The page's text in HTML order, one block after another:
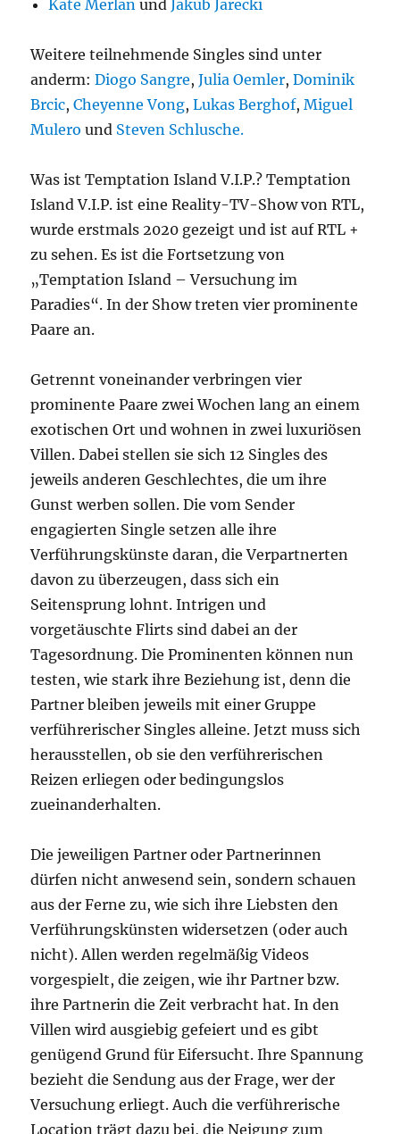
Kate Merlan und Jakub Jarecki
Weitere teilnehmende Singles sind unter
anderm:Diogo Sangre,Julia Oemler,Dominik
Brcic,Cheyenne Vong,Lukas Berghof,Miguel
Mulero und Steven Schlusche.
Was ist Temptation Island V.I.P.? Temptation
Island V.I.P. ist eine Reality-TV-Show von RTL,
wurde erstmals 2020 gezeigt und ist auf RTL +
zu sehen. Es ist die Fortsetzung von
„Temptation Island – Versuchung im
Paradies“. In der Show treten vier prominente
Paare an.
Getrennt voneinander verbringen vier
prominente Paare zwei Wochen lang an einem
exotischen Ort und wohnen in zwei luxuriösen
Villen. Dabei stellen sie sich 12 Singles des
jeweils anderen Geschlechtes, die um ihre
Gunst werben sollen. Die vom Sender
engagierten Single setzen alle ihre
Verführungskünste daran, die Verpartnerten
davon zu überzeugen, dass sich ein
Seitensprung lohnt. Intrigen und
vorgetäuschte Flirts sind dabei an der
Tagesordnung. Die Prominenten können nun
testen, wie stark ihre Beziehung ist, denn die
Partner bleiben jeweils mit einer Gruppe
verführerischer Singles alleine. Jetzt muss sich
herausstellen, ob sie den verführerischen
Reizen erliegen oder bedingungslos
zueinanderhalten.
Die jeweiligen Partner oder Partnerinnen
dürfen nicht anwesend sein, sondern schauen
aus der Ferne zu, wie sich ihre Liebsten den
Verführungskünsten widersetzen (oder auch
nicht). Allen werden regelmäßig Videos
vorgespielt, die zeigen, wie ihr Partner bzw.
ihre Partnerin die Zeit verbracht hat. In den
Villen wird ausgiebig gefeiert und es gibt
genügend Grund für Eifersucht. Ihre Spannung
bezieht die Sendung aus der Frage, wer der
Versuchung erliegt. Auch die verführerische
Location trägt dazu bei, die Neigung zum